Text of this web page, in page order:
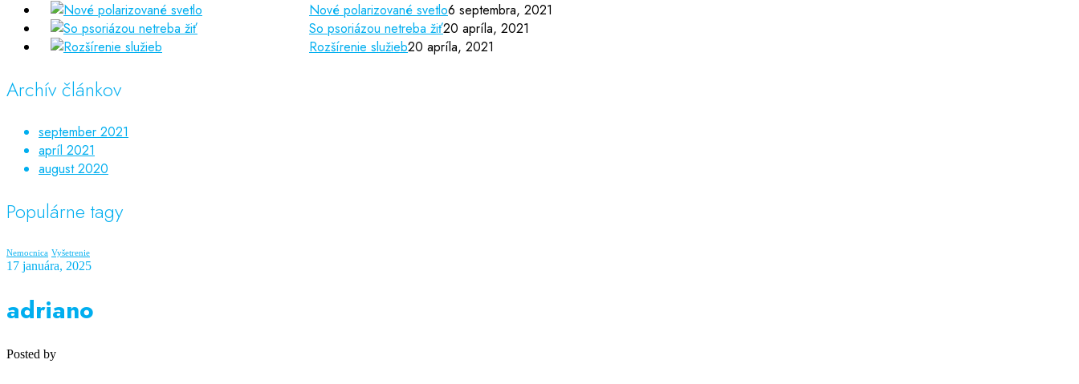
Nové polarizované svetlo6 septembra, 2021
So psoriázou netreba žiť20 apríla, 2021
Rozšírenie služieb20 apríla, 2021
Archív článkov
september 2021
apríl 2021
august 2020
Populárne tagy
Nemocnica Vyšetrenie
17 januára, 2025
adriano
Posted by